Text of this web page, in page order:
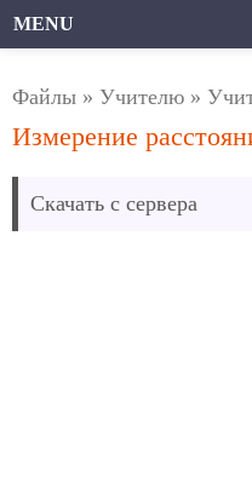
MENU
Файлы » Учителю »
Измерение
Скачать с сервера